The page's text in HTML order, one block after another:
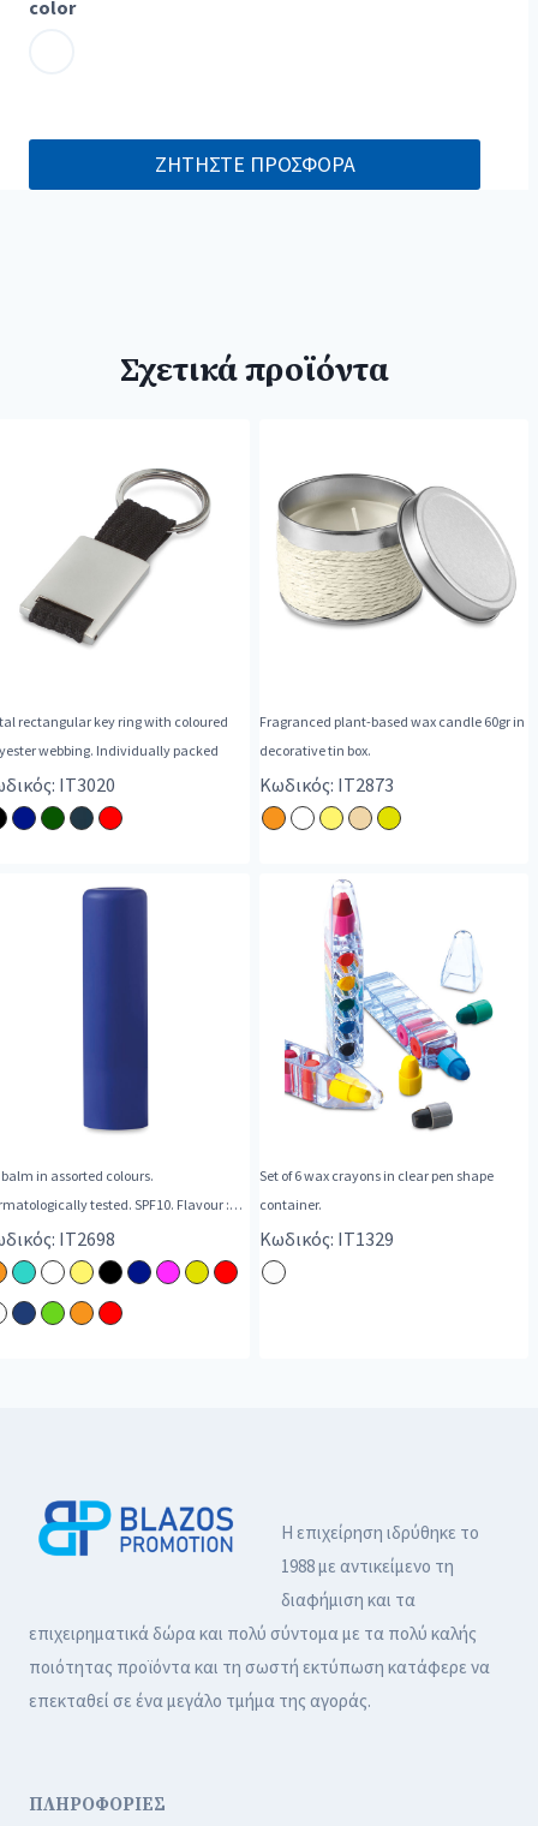
color
ΖΗΤΗΣΤΕ ΠΡΟΣΦΟΡΑ
Σχετικά προϊόντα
rectangular key ring with coloured
webbing. Individually packed
IT3020
Fragranced plant-based wax candle 60gr in
decorative tin box.
Κωδικός: IT2873
in assorted colours.
tested. SPF10. Flavour :
IT2698
Set of 6 wax crayons in clear pen shape
container.
Κωδικός: IT1329
Η επιχείρηση ιδρύθηκε το
1988 με αντικείμενο τη
διαφήμιση και τα
επιχειρηματικά δώρα και πολύ σύντομα με τα πολύ καλής
ποιότητας προϊόντα και τη σωστή εκτύπωση κατάφερε να
επεκταθεί σε ένα μεγάλο τμήμα της αγοράς.
ΠΛΗΡΟΦΟΡΙΕΣ